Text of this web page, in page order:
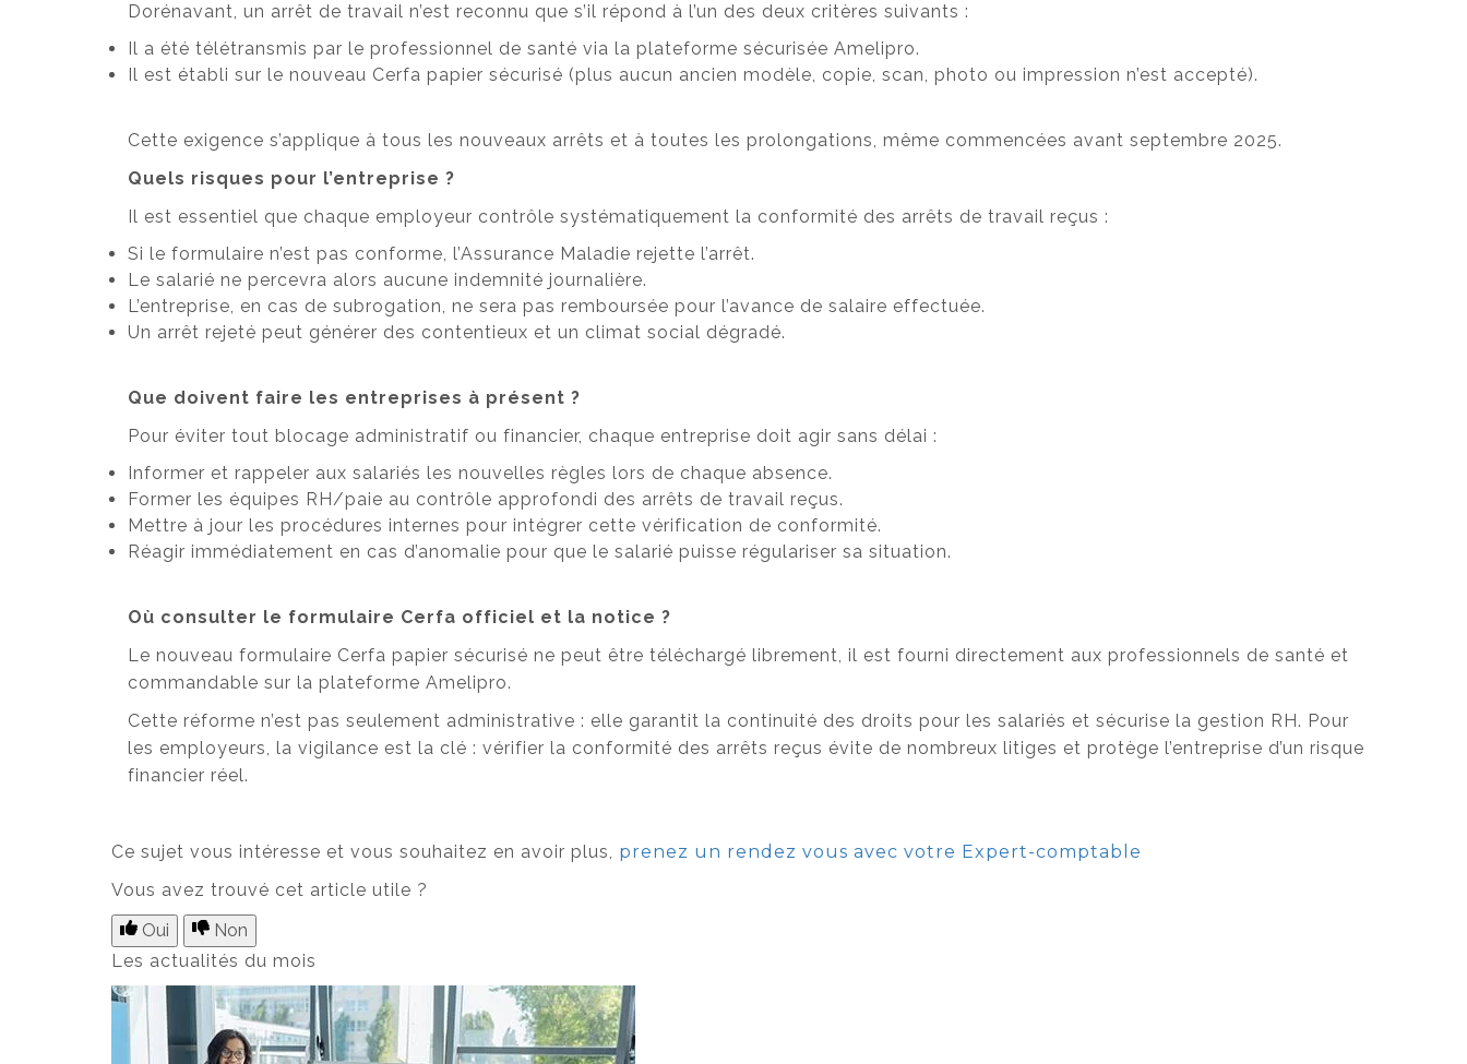
Dorénavant, un arrêt de travail n’est reconnu que s’il répond à l’un des deux critères suivants :
Il a été télétransmis par le professionnel de santé via la plateforme sécurisée Amelipro.
Il est établi sur le nouveau Cerfa papier sécurisé (plus aucun ancien modèle, copie, scan, photo ou impression n’est accepté).
Cette exigence s’applique à tous les nouveaux arrêts et à toutes les prolongations, même commencées avant septembre 2025.
Quels risques pour l’entreprise ?
Il est essentiel que chaque employeur contrôle systématiquement la conformité des arrêts de travail reçus :
Si le formulaire n’est pas conforme, l’Assurance Maladie rejette l’arrêt.
Le salarié ne percevra alors aucune indemnité journalière.
L’entreprise, en cas de subrogation, ne sera pas remboursée pour l’avance de salaire effectuée.
Un arrêt rejeté peut générer des contentieux et un climat social dégradé.
Que doivent faire les entreprises à présent ?
Pour éviter tout blocage administratif ou financier, chaque entreprise doit agir sans délai :
Informer et rappeler aux salariés les nouvelles règles lors de chaque absence.
Former les équipes RH/paie au contrôle approfondi des arrêts de travail reçus.
Mettre à jour les procédures internes pour intégrer cette vérification de conformité.
Réagir immédiatement en cas d’anomalie pour que le salarié puisse régulariser sa situation.
Où consulter le formulaire Cerfa officiel et la notice ?
Le nouveau formulaire Cerfa papier sécurisé ne peut être téléchargé librement, il est fourni directement aux professionnels de santé et
commandable sur la plateforme Amelipro.
Cette réforme n’est pas seulement administrative : elle garantit la continuité des droits pour les salariés et sécurise la gestion RH. Pour
les employeurs, la vigilance est la clé : vérifier la conformité des arrêts reçus évite de nombreux litiges et protège l’entreprise d’un risque
financier réel.
Ce sujet vous intéresse et vous souhaitez en avoir plus, prenez un rendez vous avec votre Expert-comptable
Vous avez trouvé cet article utile ?
Oui
Non
Les actualités du mois